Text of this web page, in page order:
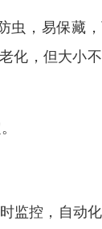
虫，易保藏
化，但大小
监控，自动